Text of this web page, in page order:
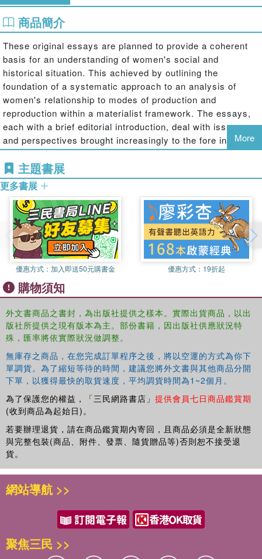
商品簡介
These original essays are planned to provide a coherent
basis for an understanding of women's social and
historical situation. This achieved by outlining the
foundation of a systematic approach to an analysis of
women's relationship to modes of production and
reproduction within a materialist framework. The essays,
each with a brief editorial introduction, deal with issues
and perspectives brought increasingly to the fore in recent
years, not only in the women's movement but in the social
sciences generally. The articles are wide-ranging,
covering such issues as patriarchy, paid and unpaid
labour and the state. The centrality of two of the major
themes – the family and the labour process – suggests
that an understanding of women's situation is necessarily
based on an analysis of the structures of production and
reproduction.
The authors' aim in producing
Feminism and Materialism
is to confront systematically theoretical issues current in
the developing area of women's studies, while recognising
that this must constitute a critique of existing theoretical
frameworks. The book will be of interest to teachers and
students in the social sciences and in women's studies,
understanding of what a materialist approach to feminism
might be.
More
主題書展
更多書展
優惠方式： 加入即送50元購書金 優惠方式： 19折起
購物須知
外文書商品之書封，為出版社提供之樣本。實際出貨商品，以出
版社所提供之現有版本為主。部份書籍，因出版社供應狀況特
殊，匯率將依實際狀況做調整。
無庫存之商品，在您完成訂單程序之後，將以空運的方式為你下
單調貨。為了縮短等待的時間，建議您將外文書與其他商品分開
下單，以獲得最快的取貨速度，平均調貨時間為1~2個月。
為了保護您的權益，「三民網路書店」 提供會員七日商品鑑賞期
(收到商品為起始日)。
若要辦理退貨，請在商品鑑賞期內寄回，且商品必須是全新狀態
與完整包裝(商品、附件、發票、隨貨贈品等)否則恕不接受退
貨。
網站導航 >>
聚焦三民 >>